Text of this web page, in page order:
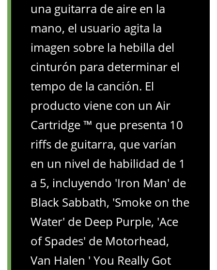
una guitarra de aire en la
mano, el usuario agita la
imagen sobre la hebilla del
cinturón para determinar el
tempo de la canción. El
producto viene con un Air
Cartridge ™ que presenta 10
riffs de guitarra, que varían
en un nivel de habilidad de 1
a 5, incluyendo 'Iron Man' de
Black Sabbath, 'Smoke on the
Water' de Deep Purple, 'Ace
of Spades' de Motorhead,
Van Halen ' You Really Got